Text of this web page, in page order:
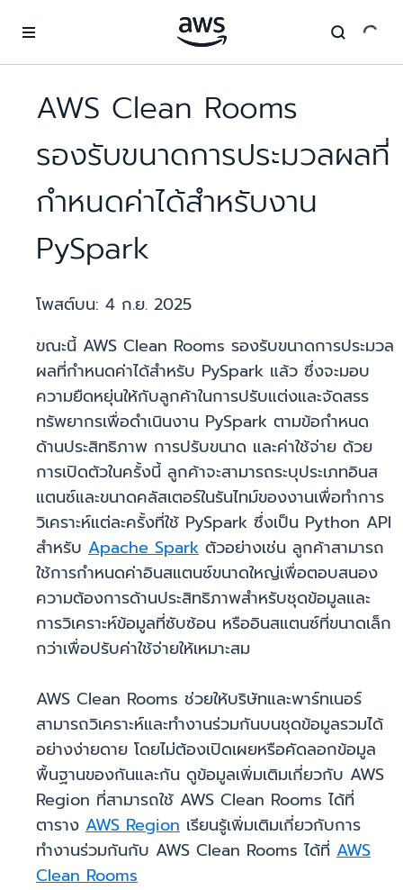
AWS Clean Rooms
รองรับขนาดการประมวลผลที่
กำหนดค่าได้สำหรับงาน
PySpark
โพสต์บน: 4 ก.ย. 2025
ขณะนี้ AWS Clean Rooms รองรับขนาดการประมวล
ผลที่กำหนดค่าได้สำหรับ PySpark แล้ว ซึ่งจะมอบ
ความยืดหยุ่นให้กับลูกค้าในการปรับแต่งและจัดสรร
ทรัพยากรเพื่อดำเนินงาน PySpark ตามข้อกำหนด
ด้านประสิทธิภาพ การปรับขนาด และค่าใช้จ่าย ด้วย
การเปิดตัวในครั้งนี้ ลูกค้าจะสามารถระบุประเภทอินส
แตนซ์และขนาดคลัสเตอร์ในรันไทม์ของงานเพื่อทำการ
วิเคราะห์แต่ละครั้งที่ใช้ PySpark ซึ่งเป็น Python API
สำหรับ Apache Spark ตัวอย่างเช่น ลูกค้าสามารถ
ใช้การกำหนดค่าอินสแตนซ์ขนาดใหญ่เพื่อตอบสนอง
ความต้องการด้านประสิทธิภาพสำหรับชุดข้อมูลและ
การวิเคราะห์ข้อมูลที่ซับซ้อน หรืออินสแตนซ์ที่ขนาดเล็ก
กว่าเพื่อปรับค่าใช้จ่ายให้เหมาะสม
AWS Clean Rooms ช่วยให้บริษัทและพาร์ทเนอร์
สามารถวิเคราะห์และทำงานร่วมกันบนชุดข้อมูลรวมได้
อย่างง่ายดาย โดยไม่ต้องเปิดเผยหรือคัดลอกข้อมูล
พื้นฐานของกันและกัน ดูข้อมูลเพิ่มเติมเกี่ยวกับ AWS
Region ที่สามารถใช้ AWS Clean Rooms ได้ที่
ตาราง AWS Region เรียนรู้เพิ่มเติมเกี่ยวกับการ
ทำงานร่วมกันกับ AWS Clean Rooms ได้ที่ AWS
Clean Rooms